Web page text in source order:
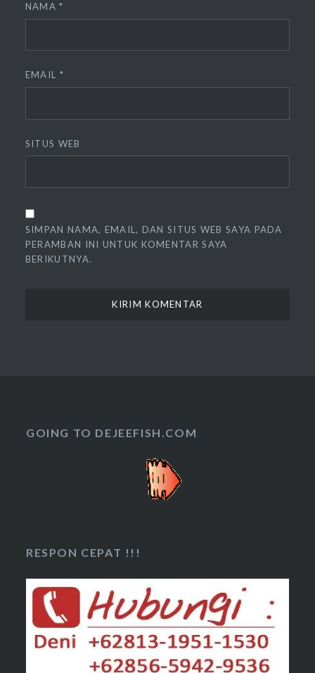
NAMA*
EMAIL *
SITUS WEB
SIMPAN NAMA, EMAIL, DAN SITUS WEB SAYA PADA
PERAMBAN INI UNTUK KOMENTAR SAYA
BERIKUTNYA.
GOING TO DEJEEFISH.COM
RESPON CEPAT !!!